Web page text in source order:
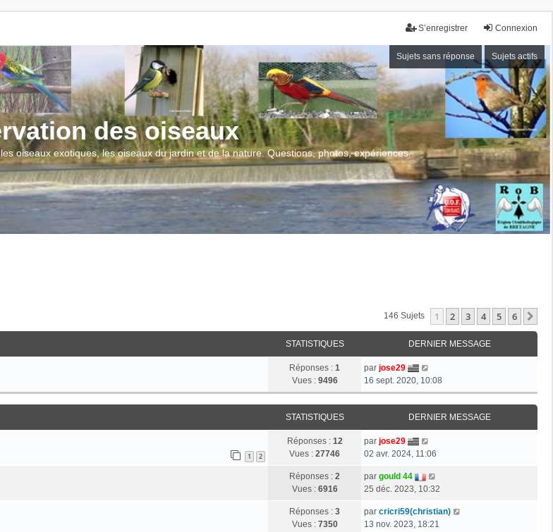
Connexion
S’enregistrer
Sujets sans réponse Sujets actifs
des oiseaux
oiseaux exotiques, les oiseaux du jardin et de la nature. Questions, photos, expériences.
146 Sujets 1 2 3 4 5 6
STATISTIQUES DERNIER MESSAGE
Réponses : 1
Vues : 9496
par jose29
16 sept. 2020, 10:08
STATISTIQUES DERNIER MESSAGE
1 2
Réponses : 12
Vues : 27746
par jose29
02 avr. 2024, 11:06
Réponses : 2
Vues : 6916
par gould 44
25 déc. 2023, 10:32
Réponses : 3
Vues : 7350
par cricri59(christian)
13 nov. 2023, 18:21